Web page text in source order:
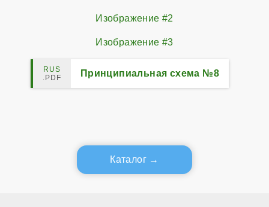
Изображение #2
Изображение #3
Принципиальная схема №8
Каталог